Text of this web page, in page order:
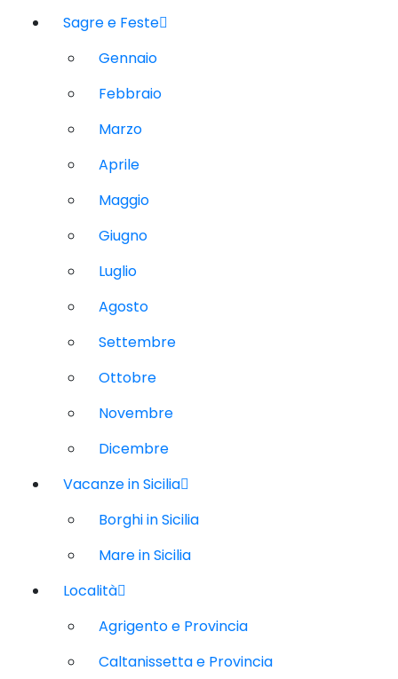
Sagre e Feste
Gennaio
Febbraio
Marzo
Aprile
Maggio
Giugno
Luglio
Agosto
Settembre
Ottobre
Novembre
Dicembre
Vacanze in Sicilia
Borghi in Sicilia
Mare in Sicilia
Località
Agrigento e Provincia
Caltanissetta e Provincia